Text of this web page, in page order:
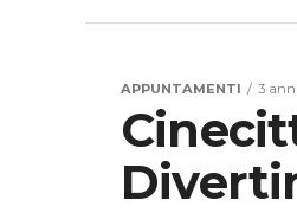
APPUNTAMENTI 3